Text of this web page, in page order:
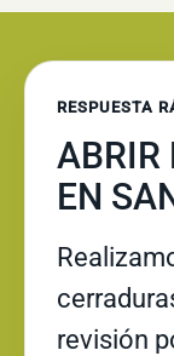
RESPUESTA
ABRIR
EN
revisión